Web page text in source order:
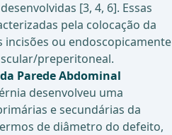
[3, 4, 6]. Essas
pela colocação da
incisões ou endoscopicamente
preperitoneal.
Parede Abdominal
desenvolveu uma
e secundárias da
de diâmetro do defeito,